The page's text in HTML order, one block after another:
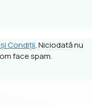
Condiții. Niciodată nu
face spam.